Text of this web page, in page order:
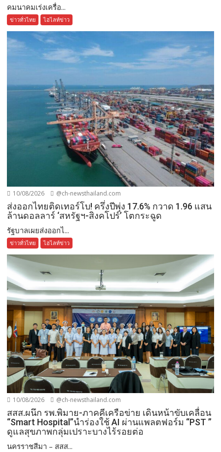
คมนาคมเร่งเครื่อ...
ข่าวทั่วไทย ไฮไลท์ข่าว
10/08/2026 @ch-newsthailand.com
ส่งออกไทยติดเทอร์โบ! ครึ่งปีพุ่ง 17.6% กวาด 1.96 แสน
ล้านดอลลาร์ ‘สหรัฐฯ-สิงคโปร์’ โตกระฉูด
รัฐบาลเผยส่งออกไ...
ข่าวทั่วไทย ไฮไลท์ข่าว
10/08/2026 @ch-newsthailand.com
สสส.ผนึก รพ.พิมาย-ภาคคีเครือข่าย เดินหน้าขับเคลื่อน
“Smart Hospital”นำร่องใช้ AI ผ่านแพลตฟอร์ม “PST ”
ดูแลสุขภาพกลุ่มเปราะบางไร้รอยต่อ
นครราชสีมา – สสส...